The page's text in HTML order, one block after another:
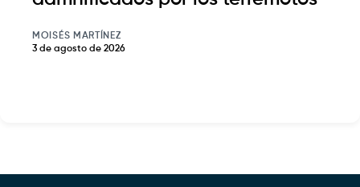
MOISÉS MARTÍNEZ
3 de agosto de 2026